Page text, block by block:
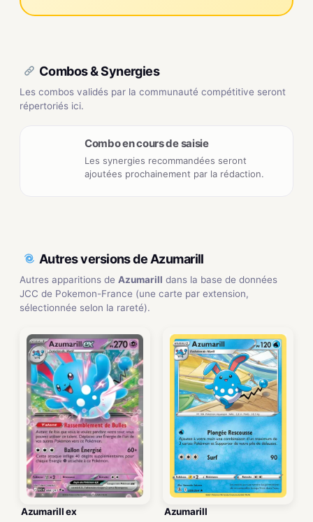
Combos & Synergies
Les combos validés par la communauté compétitive seront
répertoriés ici.
Combo en cours de saisie
Les synergies recommandées seront
ajoutées prochainement par la rédaction.
Autres versions de Azumarill
Autres apparitions de Azumarill dans la base de données
JCC de Pokemon-France (une carte par extension,
sélectionnée selon la rareté).
Azumarill ex Azumarill